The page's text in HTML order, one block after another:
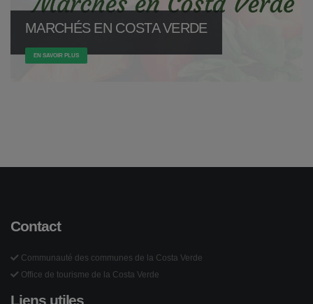
MARCHÉS EN COSTA VERDE
EN SAVOIR PLUS
Contact
Communauté des communes de la Costa Verde
Office de tourisme de la Costa Verde
Liens utiles